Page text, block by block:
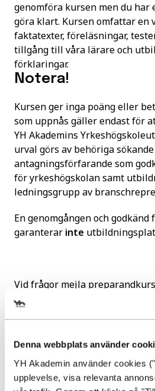
Denna webbplats använder
YH Akademin använder cookies
upplevelse, visa relevanta
genomföra kursen men du har
göra klart. Kursen omfattar en
faktatexter, föreläsningar,
tillgång till våra lärare och
förklaringar.
Notera!
Kursen ger inga poäng eller
som uppnås gäller endast för
YH Akademins
urval görs av behöriga
antagningsförfarande som
för yrkeshögskolan samt
ledningsgrupp av
En genomgången och
garanterar inte
Vid frågor mejla
Ansökan öppen
1 000kr (inkl. moms)
Gör en
få mer